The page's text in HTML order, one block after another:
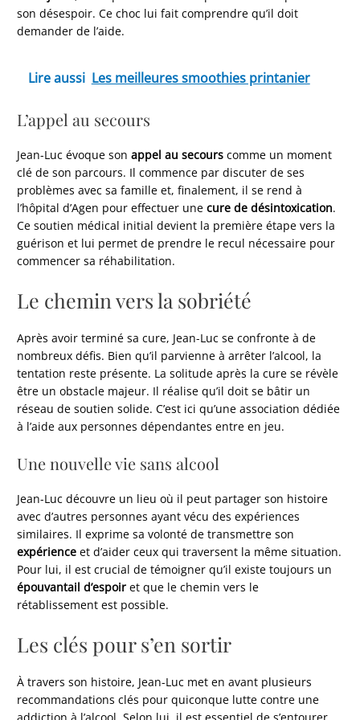
son désespoir. Ce choc lui fait comprendre qu’il doit
demander de l’aide.
Lire aussi Les meilleures smoothies printanier
L’appel au secours
Jean-Luc évoque sonappel au secours comme un moment
clé de son parcours. Il commence par discuter de ses
problèmes avec sa famille et, finalement, il se rend à
l’hôpital d’Agen pour effectuer unecure de désintoxication.
Ce soutien médical initial devient la première étape vers la
guérison et lui permet de prendre le recul nécessaire pour
commencer sa réhabilitation.
Le chemin vers la sobriété
Après avoir terminé sa cure, Jean-Luc se confronte à de
nombreux défis. Bien qu’il parvienne à arrêter l’alcool, la
tentation reste présente. La solitude après la cure se révèle
être un obstacle majeur. Il réalise qu’il doit se bâtir un
réseau de soutien solide. C’est ici qu’une association dédiée
à l’aide aux personnes dépendantes entre en jeu.
Une nouvelle vie sans alcool
Jean-Luc découvre un lieu où il peut partager son histoire
avec d’autres personnes ayant vécu des expériences
similaires. Il exprime sa volonté de transmettre son
expérience et d’aider ceux qui traversent la même situation.
Pour lui, il est crucial de témoigner qu’il existe toujours un
épouvantail d’espoir et que le chemin vers le
rétablissement est possible.
Les clés pour s’en sortir
À travers son histoire, Jean-Luc met en avant plusieurs
recommandations clés pour quiconque lutte contre une